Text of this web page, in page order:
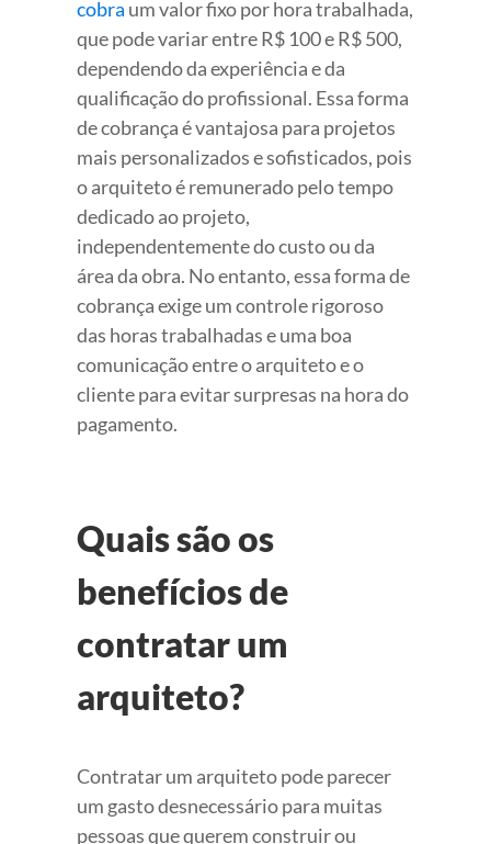
cobra um valor fixo por hora trabalhada,
que pode variar entre R$ 100 e R$ 500,
dependendo da experiência e da
qualificação do profissional. Essa forma
de cobrança é vantajosa para projetos
mais personalizados e sofisticados, pois
o arquiteto é remunerado pelo tempo
dedicado ao projeto,
independentemente do custo ou da
área da obra. No entanto, essa forma de
cobrança exige um controle rigoroso
das horas trabalhadas e uma boa
comunicação entre o arquiteto e o
cliente para evitar surpresas na hora do
pagamento.
Quais são os
benefícios de
contratar um
arquiteto?
Contratar um arquiteto pode parecer
um gasto desnecessário para muitas
pessoas que querem construir ou